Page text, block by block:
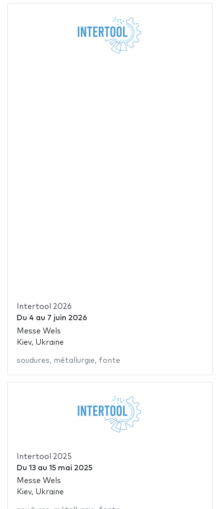
Intertool 2026
Du 4 au 7 juin 2026
Messe Wels
Kiev, Ukraine
soudures, métallurgie, fonte
Intertool 2025
Du 13au 15 mai 2025
Messe Wels
Kiev, Ukraine